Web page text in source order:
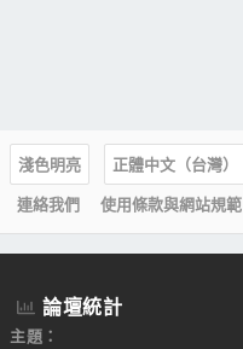
淺色明亮
正體中文（台灣）
連絡我們
使用條款與網站規範
論壇統計
主題